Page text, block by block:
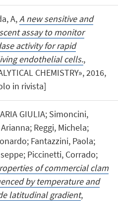
A,A new sensitive and
assay to monitor
activity for rapid
endothelial cells.,
CHEMISTRY», 2016,
in rivista]
GIULIA; Simoncini,
Reggi, Michela;
Fantazzini, Paola;
Piccinetti, Corrado;
of commercial clam
by temperature and
latitudinal gradient,